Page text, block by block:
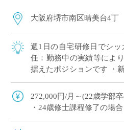
大阪府堺市南区晴美台4丁
週1日の自宅研修日でシ
任：勤務中の実績等によ
据えたポジションです ・
教科指導に注力できる共学
272,000円/月～(22歳学部
・24歳修士課程修了の場